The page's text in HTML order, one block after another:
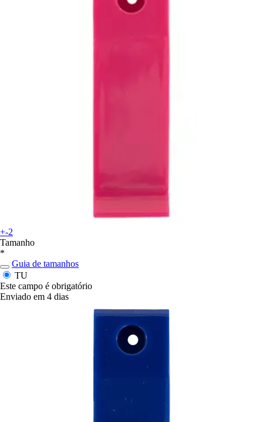
+-2
Tamanho
*
Guia de tamanhos
TU
Este campo é obrigatório
Enviado em 4 dias